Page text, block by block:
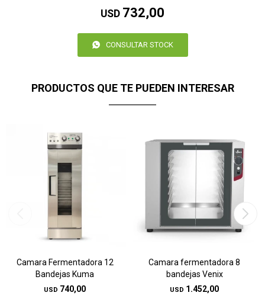
USD 732,00
CONSULTAR STOCK
PRODUCTOS QUE TE PUEDEN INTERESAR
Camara Fermentadora 12
Bandejas Kuma
USD 740,00
Camara fermentadora 8
bandejas Venix
USD 1.452,00